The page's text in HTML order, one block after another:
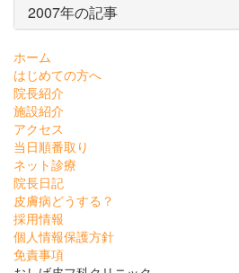
2007年の記事
ホーム
はじめての方へ
院長紹介
施設紹介
アクセス
当日順番取り
ネット診療
院長日記
皮膚病どうする？
採用情報
個人情報保護方針
免責事項